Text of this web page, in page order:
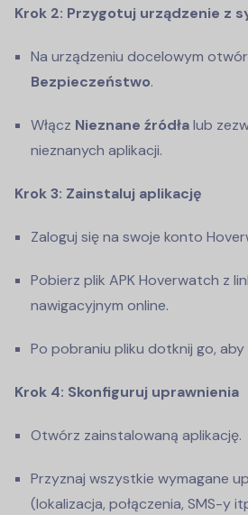
Krok 2: Przygotuj urządzenie z
Na urządzeniu docelowym
Bezpieczeństwo.
Włącz Nieznane źródłalub
nieznanych aplikacji.
Krok 3: Zainstaluj aplikację
Zaloguj się na swoje konto
Pobierz plik APK Hoverwatch z
nawigacyjnym online.
Po pobraniu pliku dotknij go,
Krok 4: Skonfiguruj uprawnienia
Otwórz zainstalowaną aplikację.
Przyznaj wszystkie wymagane
(lokalizacja, połączenia, SMS-y